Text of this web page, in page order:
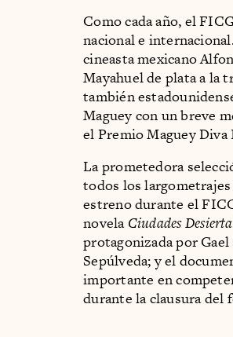
Como cada año, el
nacional e
cineasta mexicano
Mayahuel de plata a la
también
Maguey con un breve
el Premio Maguey
La prometedora
todos los
estreno durante el
novela Ciudades
protagonizada por
Sepúlveda; y el
importante en
durante la clausura del